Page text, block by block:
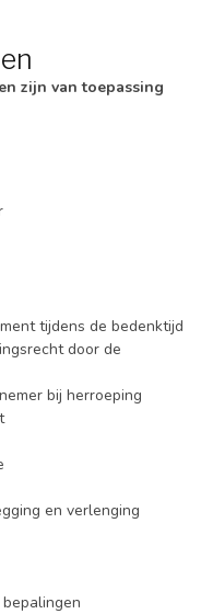
zijn van toepassing
tijdens de bedenktijd
door de
bij herroeping
en verlenging